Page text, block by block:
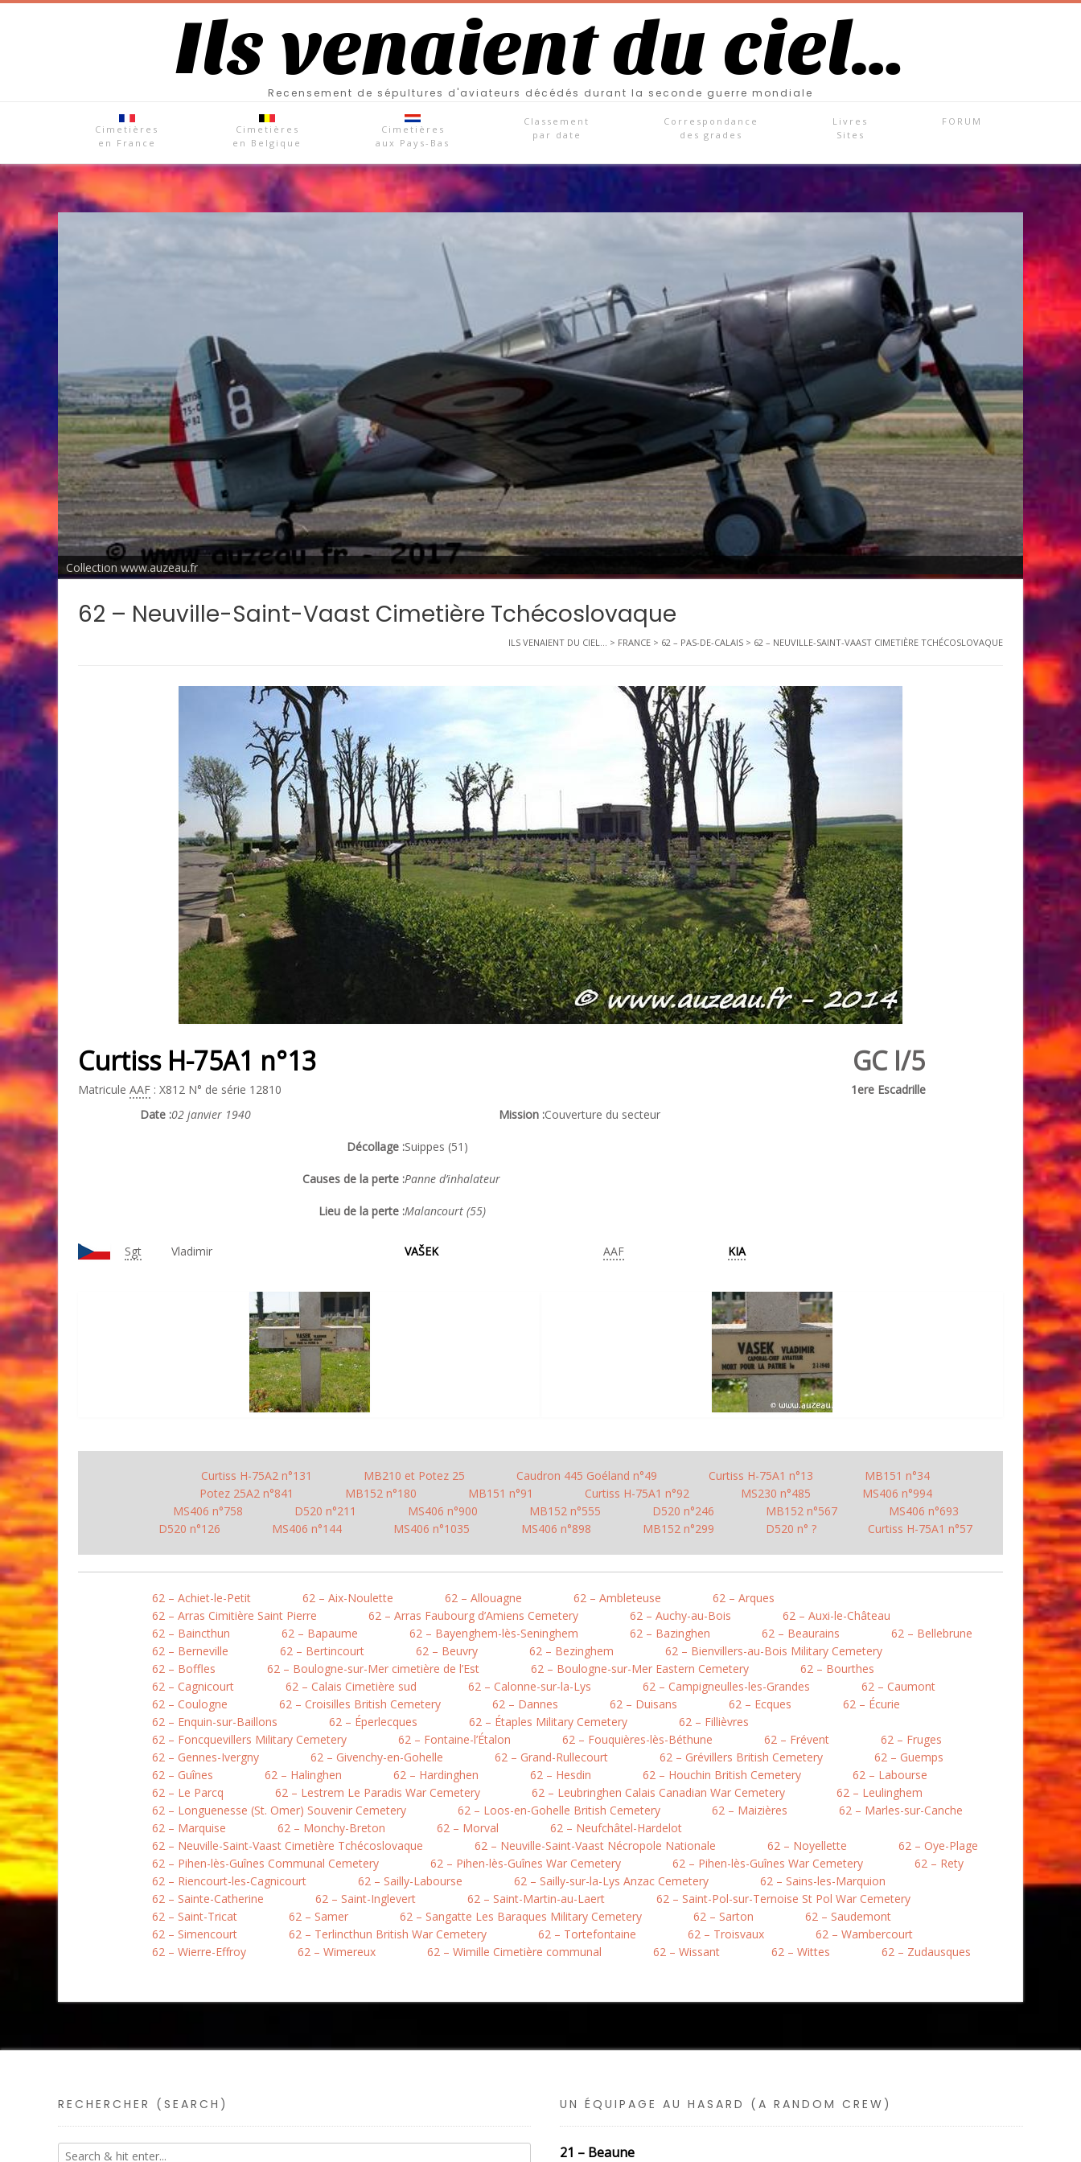
Ils venaient du ciel…
Recensement de sépultures d'aviateurs décédés durant la seconde guerre mondiale
Cimetières
en France
Cimetières
en Belgique
Cimetières
aux Pays-Bas
Classement
par date
Correspondance
des grades
Livres
Sites
FORUM
Collection www.auzeau.fr
62 – Neuville-Saint-Vaast Cimetière Tchécoslovaque
ILS VENAIENT DU CIEL... > FRANCE > 62 – PAS-DE-CALAIS > 62 – NEUVILLE-SAINT-VAAST CIMETIÈRE TCHÉCOSLOVAQUE
Curtiss H-75A1 n°13
Matricule AAF : X812 N° de série 12810
GC I/5
1ere Escadrille
Date :02 janvier 1940 Mission :Couverture du secteur
Décollage :Suippes (51)
Causes de la perte :Panne d’inhalateur
Lieu de la perte :Malancourt (55)
Sgt Vladimir VAŠEK AAF KIA
Curtiss H-75A2 n°131 MB210 et Potez 25 Caudron 445 Goéland n°49 Curtiss H-75A1 n°13
MB151 n°34
Potez 25A2 n°841
MB152 n°180 MB151 n°91 Curtiss H-75A1 n°92 MS230 n°485
MS406 n°994
MS406 n°758
D520 n°211 MS406 n°900 MB152 n°555 D520 n°246 MB152 n°567
MS406 n°693
D520 n°126
MS406 n°144 MS406 n°1035 MS406 n°898 MB152 n°299 D520 n° ? Curtiss H-75A1 n°57
62 – Achiet-le-Petit 62 – Aix-Noulette 62 – Allouagne 62 – Ambleteuse
62 – Arques
62 – Arras Cimitière Saint Pierre
62 – Arras Faubourg d’Amiens Cemetery 62 – Auchy-au-Bois
62 – Auxi-le-Château
62 – Baincthun
62 – Bapaume 62 – Bayenghem-lès-Seninghem 62 – Bazinghen 62 – Beaurains
62 – Bellebrune
62 – Berneville
62 – Bertincourt 62 – Beuvry 62 – Bezinghem
62 – Bienvillers-au-Bois Military Cemetery
62 – Boffles
62 – Boulogne-sur-Mer cimetière de l’Est 62 – Boulogne-sur-Mer Eastern Cemetery
62 – Bourthes
62 – Cagnicourt
62 – Calais Cimetière sud 62 – Calonne-sur-la-Lys 62 – Campigneulles-les-Grandes
62 – Caumont
62 – Coulogne
62 – Croisilles British Cemetery 62 – Dannes 62 – Duisans 62 – Ecques
62 – Écurie
62 – Enquin-sur-Baillons
62 – Éperlecques 62 – Étaples Military Cemetery
62 – Fillièvres
62 – Foncquevillers Military Cemetery
62 – Fontaine-l’Étalon 62 – Fouquières-lès-Béthune 62 – Frévent
62 – Fruges
62 – Gennes-Ivergny
62 – Givenchy-en-Gohelle 62 – Grand-Rullecourt 62 – Grévillers British Cemetery
62 – Guemps
62 – Guînes
62 – Halinghen 62 – Hardinghen 62 – Hesdin 62 – Houchin British Cemetery
62 – Labourse
62 – Le Parcq
62 – Lestrem Le Paradis War Cemetery 62 – Leubringhen Calais Canadian War Cemetery
62 – Leulinghem
62 – Longuenesse (St. Omer) Souvenir Cemetery
62 – Loos-en-Gohelle British Cemetery 62 – Maizières
62 – Marles-sur-Canche
62 – Marquise
62 – Monchy-Breton 62 – Morval
62 – Neufchâtel-Hardelot
62 – Neuville-Saint-Vaast Cimetière Tchécoslovaque
62 – Neuville-Saint-Vaast Nécropole Nationale 62 – Noyellette
62 – Oye-Plage
62 – Pihen-lès-Guînes Communal Cemetery
62 – Pihen-lès-Guînes War Cemetery 62 – Pihen-lès-Guînes War Cemetery
62 – Rety
62 – Riencourt-les-Cagnicourt
62 – Sailly-Labourse 62 – Sailly-sur-la-Lys Anzac Cemetery
62 – Sains-les-Marquion
62 – Sainte-Catherine
62 – Saint-Inglevert 62 – Saint-Martin-au-Laert
62 – Saint-Pol-sur-Ternoise St Pol War Cemetery
62 – Saint-Tricat
62 – Samer 62 – Sangatte Les Baraques Military Cemetery 62 – Sarton
62 – Saudemont
62 – Simencourt
62 – Terlincthun British War Cemetery 62 – Tortefontaine 62 – Troisvaux
62 – Wambercourt
62 – Wierre-Effroy
62 – Wimereux 62 – Wimille Cimetière communal 62 – Wissant 62 – Wittes 62 – Zudausques
RECHERCHER (SEARCH) UN ÉQUIPAGE AU HASARD (A RANDOM CREW)
21 – Beaune